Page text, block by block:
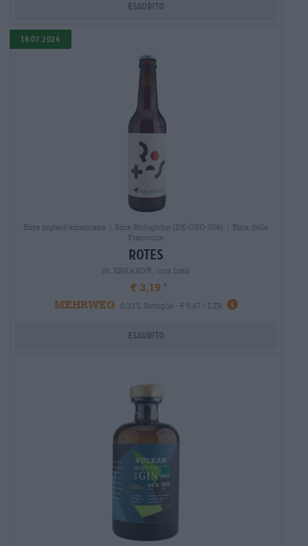
Esaurito
18.07.2024
Birre inglesi/americane | Birre Biologiche (DE-ÖKO-006) | Birra della
Franconia
rotes
St. ERHARD®, orca brau
€ 3,19
MEHRWEG
0,33 L Bottiglia - € 9,67 / LTR
Esaurito